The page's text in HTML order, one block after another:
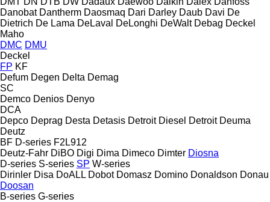
Danobat Dantherm Daosmaq Dari Darley Daub Davi De
Dietrich De Lama DeLaval DeLonghi DeWalt Debag Deckel
Maho
DMC DMU
Deckel
FP KF
Defum Degen Delta Demag
SC
Demco Denios Denyo
DCA
Depco Deprag Desta Detasis Detroit Diesel Detroit Deuma
Deutz
BF D-series F2L912
Deutz-Fahr DiBO Digi Dima Dimeco Dimter Diosna
D-series S-series SP W-series
Dirinler Disa DoALL Dobot Domasz Domino Donaldson Donau
Doosan
B-series G-series